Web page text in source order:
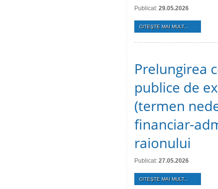
Publicat: 29.05.2026
CITEŞTE MAI MULT...
Prelungirea
publice de
(termen
financiar-
raionului
Publicat: 27.05.2026
CITEŞTE MAI MULT...